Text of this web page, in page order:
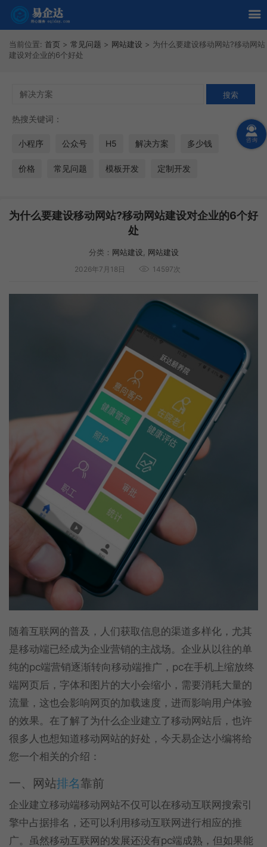
当前位置: 首页 > 常见问题 > 网站建设 > 为什么要建设移动网站?移动网站
建设对企业的6个好处
热搜关键词：
小程序 公众号 H5 解决方案 多少钱
价格 常见问题 模板开发 定制开发
为什么要建设移动网站?移动网站建设对企业的6个好
处
分类： 网站建设 网站建设
2026年7月18日 14597次
随着互联网的普及，人们获取信息的渠道多样化，尤其
是移动端已经成为企业营销的主战场。企业从以往的单
纯的pc端营销逐渐转向移动端推广，pc在手机上缩放终
端网页后，字体和图片的大小会缩小，需要消耗大量的
流量，这也会影响网页的加载速度，进而影响用户体验
的效果。在了解了为什么企业建立了移动网站后，也许
很多人也想知道移动网站的好处，今天易企达小编将给
您一个相关的介绍：
一、网站排名靠前
企业建立移动端移动网站不仅可以在移动互联网搜索引
擎中占据排名，还可以利用移动互联网进行相应的推
广。虽然移动互联网的发展还没有pc端成熟，但如果能